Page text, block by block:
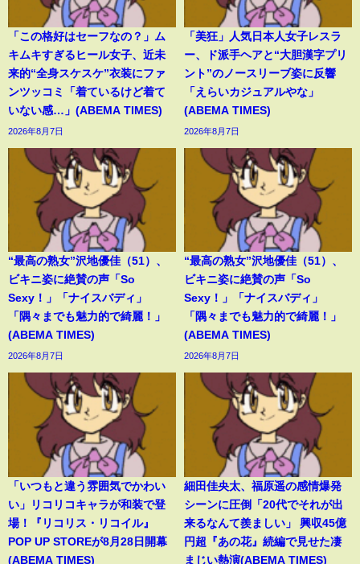
「この格好はセーフなの？」ム
キムキすぎるヒール女子、近未
来的“全身スケスケ”衣装にファ
ンツッコミ「着ているけど着て
いない感…」(ABEMA TIMES)
2026年8月7日
「美狂」人気日本人女子レスラ
ー、ド派手ヘアと“大胆漢字プリ
ント”のノースリーブ姿に反響
「えらいカジュアルやな」
(ABEMA TIMES)
2026年8月7日
“最高の熟女”沢地優佳（51）、
ビキニ姿に絶賛の声「So
Sexy！」「ナイスバディ」
「隅々までも魅力的で綺麗！」
(ABEMA TIMES)
2026年8月7日
“最高の熟女”沢地優佳（51）、
ビキニ姿に絶賛の声「So
Sexy！」「ナイスバディ」
「隅々までも魅力的で綺麗！」
(ABEMA TIMES)
2026年8月7日
「いつもと違う雰囲気でかわい
い」リコリコキャラが和装で登
場！『リコリス・リコイル』
POP UP STOREが8月28日開幕
(ABEMA TIMES)
細田佳央太、福原遥の感情爆発
シーンに圧倒「20代でそれが出
来るなんて羨ましい」 興収45億
円超『あの花』続編で見せた凄
まじい熱演(ABEMA TIMES)